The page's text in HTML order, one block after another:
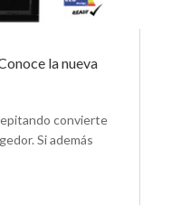
la nueva
convierte
Si además